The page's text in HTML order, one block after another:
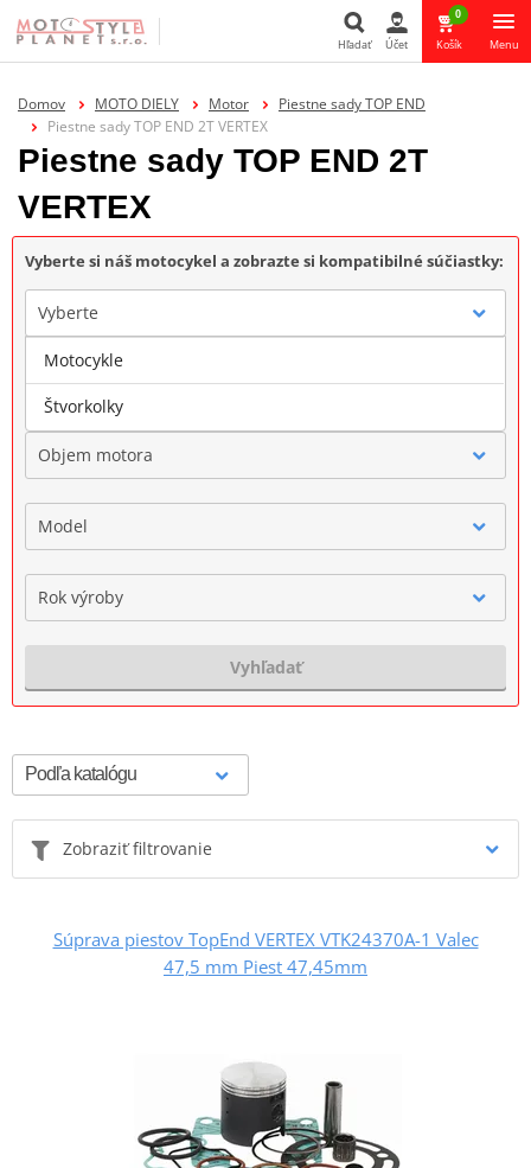
Hľadať Účet
0
Košík Menu
Domov MOTO DIELY Motor
Piestne sady TOP END
Piestne sady TOP END 2T VERTEX
Piestne sady TOP END 2T
VERTEX
Vyberte si náš motocykel a zobrazte si kompatibilné súčiastky:
Vyberte
Značka
Objem motora
Model
Rok výroby
Vyhľadať
Zobraziť filtrovanie
Súprava piestov TopEnd VERTEX VTK24370A-1 Valec
47,5 mm Piest 47,45mm
Motocykle
Štvorkolky